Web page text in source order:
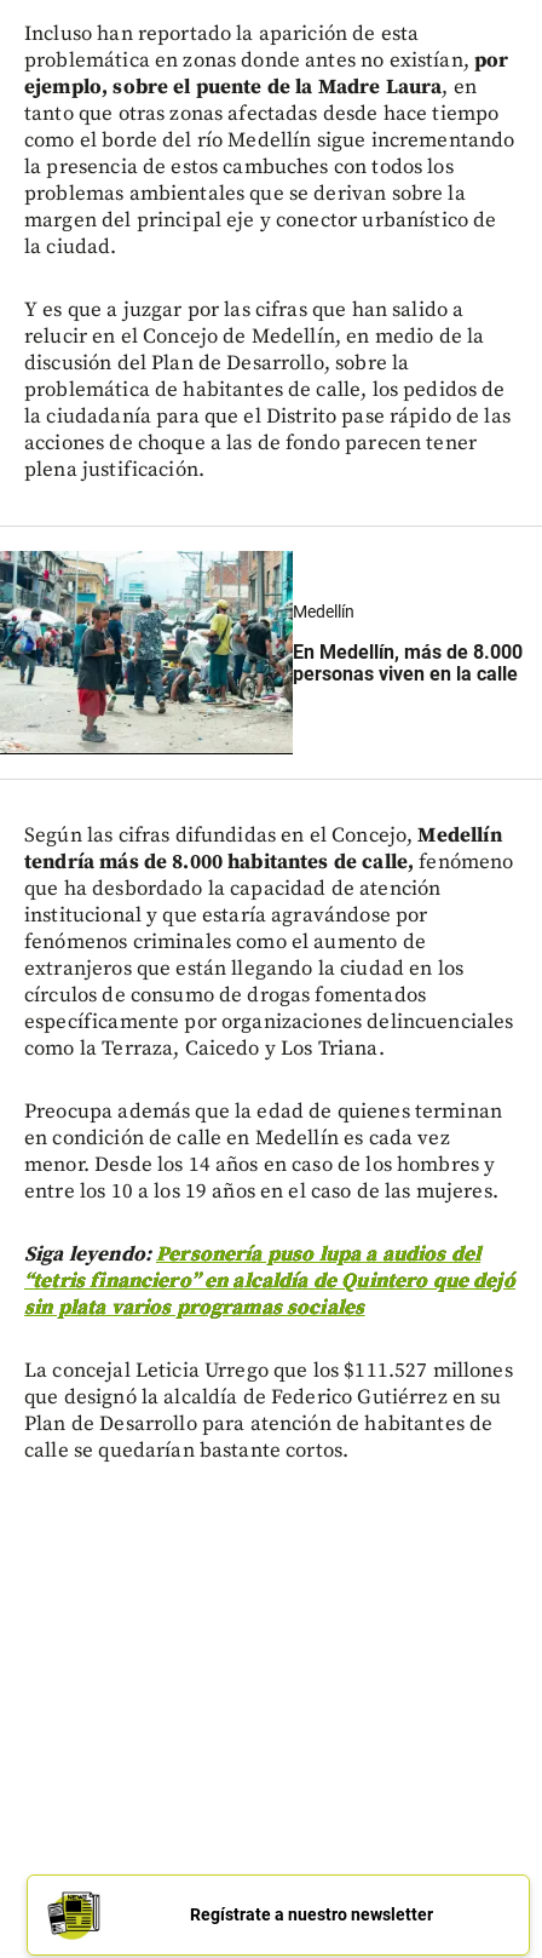
Incluso han reportado la aparición de esta
problemática en zonas donde antes no existían,por
ejemplo, sobre el puente de la Madre Laura, en
tanto que otras zonas afectadas desde hace tiempo
como el borde del río Medellín sigue incrementando
la presencia de estos cambuches con todos los
problemas ambientales que se derivan sobre la
margen del principal eje y conector urbanístico de
la ciudad.
Y es que a juzgar por las cifras que han salido a
relucir en el Concejo de Medellín, en medio de la
discusión del Plan de Desarrollo, sobre la
problemática de habitantes de calle, los pedidos de
la ciudadanía para que el Distrito pase rápido de las
acciones de choque a las de fondo parecen tener
plena justificación.
Medellín
En Medellín, más de 8.000
personas viven en la calle
Según las cifras difundidas en el Concejo,Medellín
tendría más de 8.000 habitantes de calle, fenómeno
que ha desbordado la capacidad de atención
institucional y que estaría agravándose por
fenómenos criminales como el aumento de
extranjeros que están llegando la ciudad en los
círculos de consumo de drogas fomentados
específicamente por organizaciones delincuenciales
como la Terraza, Caicedo y Los Triana.
Preocupa además que la edad de quienes terminan
en condición de calle en Medellín es cada vez
menor. Desde los 14 años en caso de los hombres y
entre los 10 a los 19 años en el caso de las mujeres.
Siga leyendo:Personería puso lupa a audios del
“tetris financiero” en alcaldía de Quintero que dejó
sin plata varios programas sociales
La concejal Leticia Urrego que los $111.527 millones
que designó la alcaldía de Federico Gutiérrez en su
Plan de Desarrollo para atención de habitantes de
calle se quedarían bastante cortos.
Regístrate a nuestro newsletter